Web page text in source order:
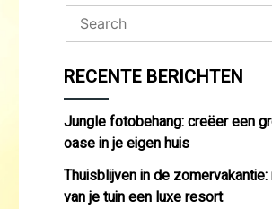
RECENTE BERICHTEN
Jungle fotobehang: creëer een
oase in je eigen huis
Thuisblijven in de zomervakantie:
van je tuin een luxe resort